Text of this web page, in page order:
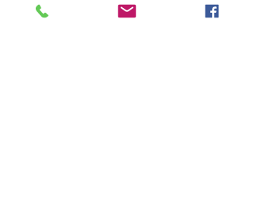
En la reunión Del Moral Vela enfatizó que